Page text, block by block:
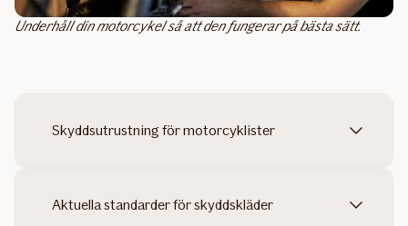
Underhåll din motorcykel så att den fungerar på bästa sätt.
Skyddsutrustning för motorcyklister
Aktuella standarder för skyddskläder